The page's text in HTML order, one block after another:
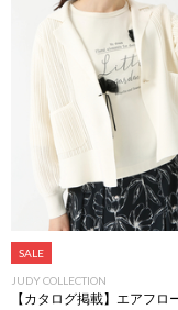
SALE
JUDY COLLECTION